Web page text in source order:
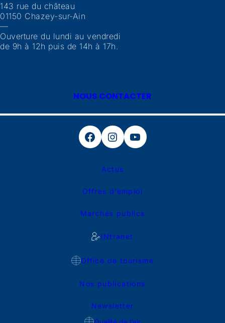
143 rue du château
01150 Chazey-sur-Ain
—
Ouverture du lundi au vendredi
de 9h à 12h puis de 14h à 17h.
NOUS CONTACTER
Facebook Instagram YouTube
Actus
Offres d’emploi
Marchés publics
INtranet
Office de tourisme
Nos publications
Newsletter